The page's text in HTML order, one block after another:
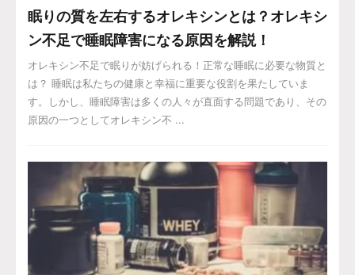
眠りの質を左右するオレキシンとは？オレキシ
ン不足で睡眠障害になる原因を解説！
オレキシン不足で眠りが妨げられる！正常な睡眠に必要な物質と
は？ 睡眠は私たちの健康と幸福に重要な役割を果たしていま
す。しかし、睡眠障害は多くの人々が直面する問題であり、その
原因の一つとしてオレキシン不 ...